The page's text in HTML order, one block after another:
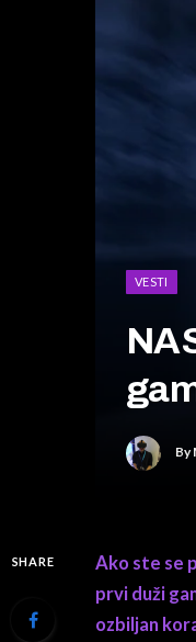
VESTI
By
SHARE
Ako ste se
prvi duži
ozbiljan